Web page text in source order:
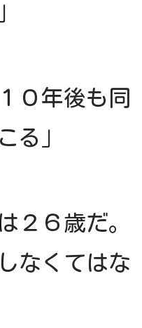
０年後も同
る」
２６歳だ。
なくてはな